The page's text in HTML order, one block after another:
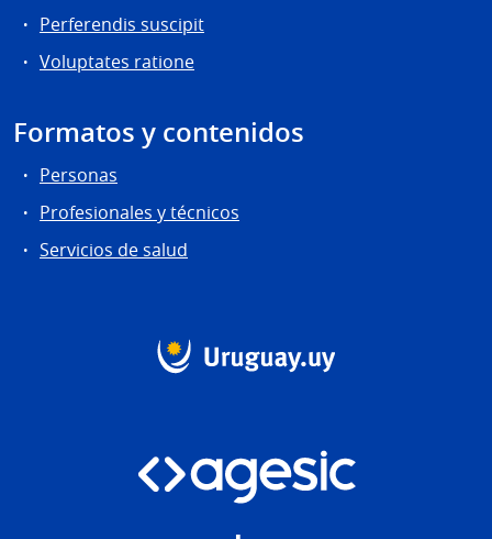
Perferendis suscipit
Voluptates ratione
Formatos y contenidos
Personas
Profesionales y técnicos
Servicios de salud